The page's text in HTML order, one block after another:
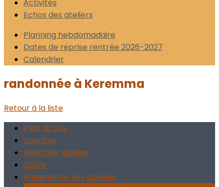
Activités
Echos des ateliers
Planning hebdomadaire
Dates de reprise rentrée 2026-2027
Calendrier
randonnée à Keremma
Retour à la liste
Plan du site
Licences
Mentions légales
CGUV
Paramétrer vos cookies